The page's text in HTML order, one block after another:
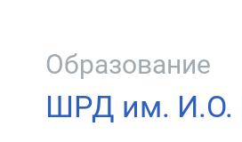
Образование
ШРД им. И.О.